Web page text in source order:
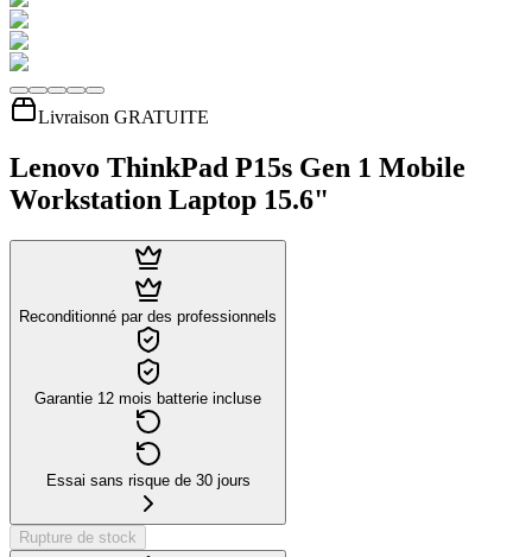
Livraison GRATUITE
Lenovo ThinkPad P15s Gen 1 Mobile
Workstation Laptop 15.6"
Reconditionné par des professionnels
Garantie 12 mois batterie incluse
Essai sans risque de 30 jours
Rupture de stock